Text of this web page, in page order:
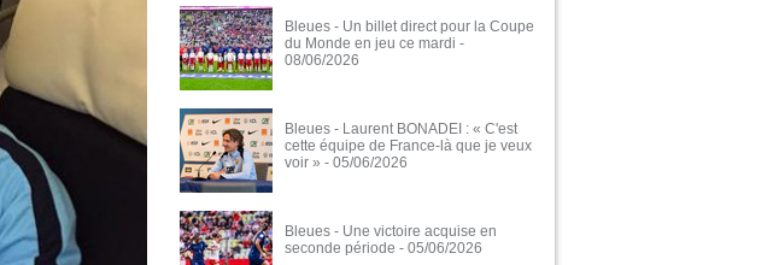
Bleues - Un billet direct pour la Coupe
du Monde en jeu ce mardi -
08/06/2026
Bleues - Laurent BONADEI : « C'est
cette équipe de France-là que je veux
voir » - 05/06/2026
Bleues - Une victoire acquise en
seconde période - 05/06/2026